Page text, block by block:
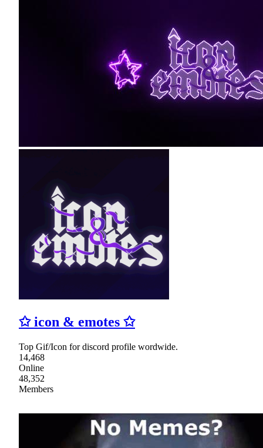
✩ icon & emotes ✩
Top Gif/Icon for discord profile wordwide.
14,468
Online
48,352
Members